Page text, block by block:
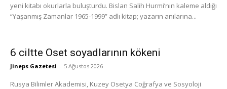
yeni kitabı okurlarla buluşturdu. Bislan Salih Hurmi’nin kaleme aldığı
“Yaşanmış Zamanlar 1965-1999” adlı kitap; yazarın anılarına...
6 ciltte Oset soyadlarının kökeni
Jineps Gazetesi - 5 Ağustos 2026
Rusya Bilimler Akademisi, Kuzey Osetya Coğrafya ve Sosyoloji